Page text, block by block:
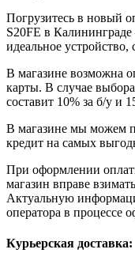
Погрузитесь в новый
S20FE в
идеальное
В магазине возможна
карты. В случае
составит 10% за б/у и
В магазине мы можем
кредит на самых
При оформлении
магазин вправе
Актуальную
оператора в процессе
Курьерская доставка: